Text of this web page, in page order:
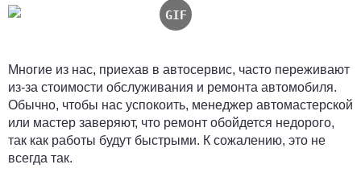
Многие из нас, приехав в автосервис, часто переживают
из-за стоимости обслуживания и ремонта автомобиля.
Обычно, чтобы нас успокоить, менеджер автомастерской
или мастер заверяют, что ремонт обойдется недорого,
так как работы будут быстрыми. К сожалению, это не
всегда так.